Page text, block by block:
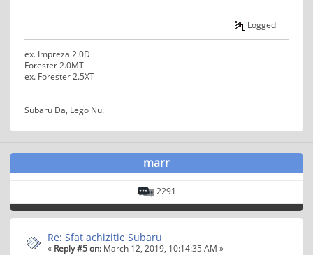
Logged
ex. Impreza 2.0D
Forester 2.0MT
ex. Forester 2.5XT
Subaru Da, Lego Nu.
marr
2291
Re: Sfat achizitie Subaru
« Reply #5 on: March 12, 2019, 10:14:35 AM »